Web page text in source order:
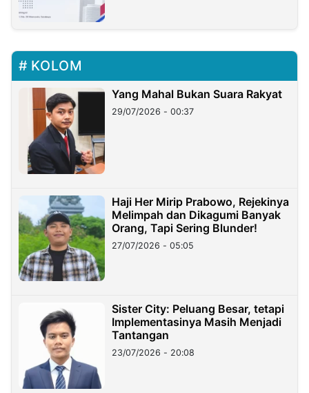
KOLOM
Yang Mahal Bukan Suara Rakyat
29/07/2026 - 00:37
Haji Her Mirip Prabowo, Rejekinya
Melimpah dan Dikagumi Banyak
Orang, Tapi Sering Blunder!
27/07/2026 - 05:05
Sister City: Peluang Besar, tetapi
Implementasinya Masih Menjadi
Tantangan
23/07/2026 - 20:08